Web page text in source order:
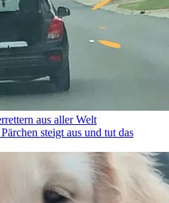
aus aller Welt
steigt aus und tut das